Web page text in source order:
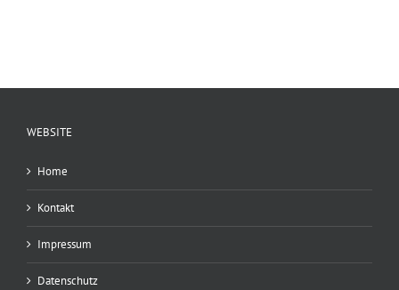
WEBSITE
Home
Kontakt
Impressum
Datenschutz